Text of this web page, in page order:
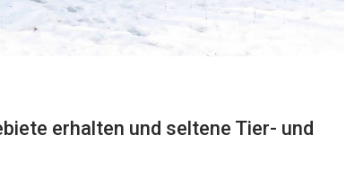
erhalten und seltene Tier- und